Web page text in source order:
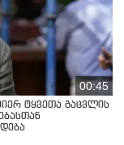
00:45
ტყვეთა გაცვლის